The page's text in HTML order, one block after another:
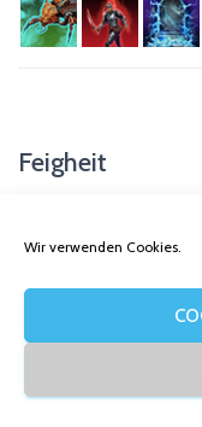
Wir verwenden Cookies.
Feigheit
Minor
+60%
Quellen